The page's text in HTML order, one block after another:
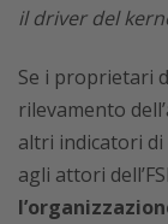
il driver del
Se i proprietari
rilevamento
altri indicatori di
agli attori